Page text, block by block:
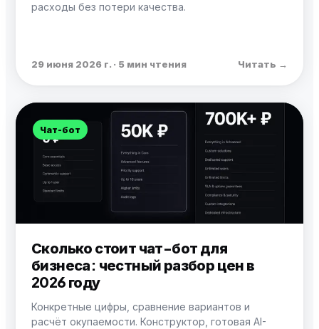
расходы без потери качества.
29 июня 2026 г. · 5 мин чтения Читать →
Чат-бот
Сколько стоит чат-бот для
бизнеса: честный разбор цен в
2026 году
Конкретные цифры, сравнение вариантов и
расчёт окупаемости. Конструктор, готовая AI-